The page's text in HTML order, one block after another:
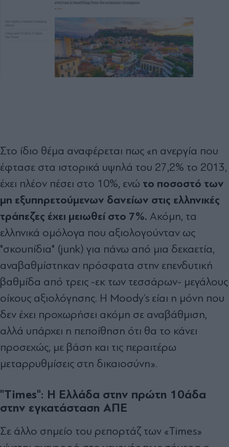
Στο ίδιο θέμα αναφέρεται πως «η ανεργία που
έφτασε στα ιστορικά υψηλά του 27,2% το 2013,
έχει πλέον πέσει στο 10%, ενώ το ποσοστό των
μη εξυπηρετούμενων δανείων στις ελληνικές
τράπεζες έχει μειωθεί στο 7%. Ακόμη, τα
ελληνικά ομόλογα που αξιολογούνταν ως
"σκουπίδια" (junk) για πάνω από μια δεκαετία,
αναβαθμίστηκαν πρόσφατα στην επενδυτική
βαθμίδα από τρεις -εκ των τεσσάρων- μεγάλους
οίκους αξιολόγησης. Η Moody’s είαι η μόνη που
δεν έχει προχωρήσει ακόμη σε αναβάθμιση,
αλλά υπάρχει η πεποίθηση ότι θα το κάνει
προσεχώς, με βάση και τις περαιτέρω
μεταρρυθμίσεις στη δικαιοσύνη».
"Τimes": Η Ελλάδα στην πρώτη 10άδα
στην εγκατάσταση ΑΠΕ
Σε άλλο σημείο του ρεπορτάζ των «Times»